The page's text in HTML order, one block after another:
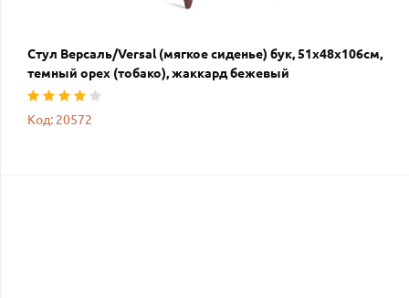
Стул Версаль/Versal (мягкое сиденье) бук, 51х48х106см,
темный орех (тобако), жаккард бежевый
Код: 20572